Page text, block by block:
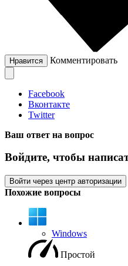
Нравится Комментировать
Facebook
Вконтакте
Twitter
Ваш ответ на вопрос
Войдите, чтобы
Войти через центр авторизации
Похожие вопросы
Windows
Простой